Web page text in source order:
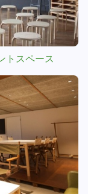
トスペース